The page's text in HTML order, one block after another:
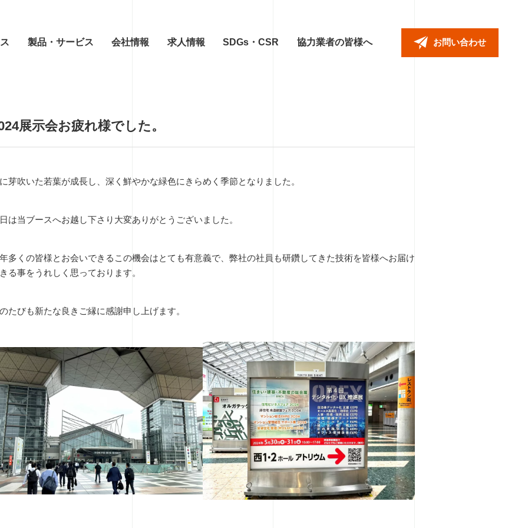
製品・サービス 会社情報 求人情報 SDGs・CSR 協力業者の皆様へ お問い合わせ
展示会お疲れ様でした。
芽吹いた若葉が成長し、深く鮮やかな緑色にきらめく季節となりました。
は当ブースへお越し下さり大変ありがとうございました。
多くの皆様とお会いできるこの機会はとても有意義で、弊社の社員も研鑽してきた技術を皆様へお届け
る事をうれしく思っております。
たびも新たな良きご縁に感謝申し上げます。